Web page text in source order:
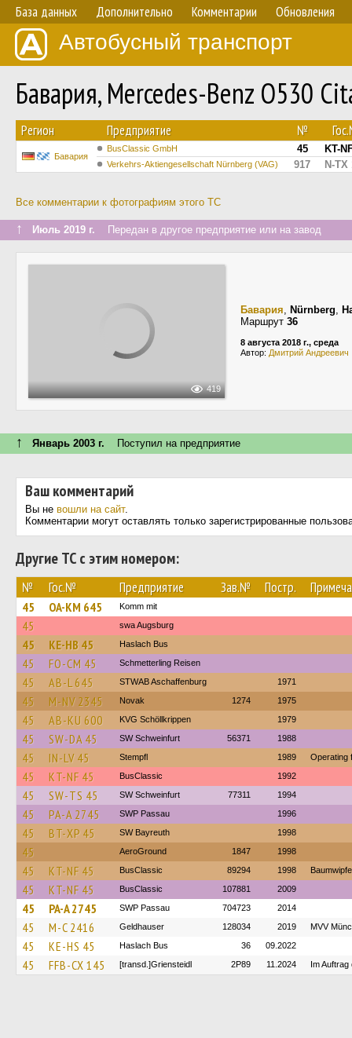
База данных Дополнительно Комментарии Обновления
Автобусный транспорт
Бавария, Mercedes-Benz O530
Регион Предприятие №
Бавария
BusClassic GmbH 45 KT-
Verkehrs-Aktiengesellschaft Nürnberg (VAG) 917 N-TX
Все комментарии к фотографиям этого ТС
↑ Июль 2019 г. Передан в другое предприятие или на завод
419
Бавария, Nürnberg,
Маршрут 36
8 августа 2018 г., среда
Автор: Дмитрий Андреевич
↑ Январь 2003 г. Поступил на предприятие
Ваш комментарий
Вы не вошли на сайт.
Комментарии могут оставлять только зарегистрированные
Другие ТС с этим номером:
№ Гос.№ Предприятие Зав.№ Постр.
45 OA-KM 645 Komm mit
45 swa Augsburg
45 KE-HB 45 Haslach Bus
45 FO-CM 45 Schmetterling Reisen
45 AB-L 645 STWAB Aschaffenburg 1971
45 M-NV 2345 Novak 1274 1975
45 AB-KU 600 KVG Schöllkrippen 1979
45 SW-DA 45 SW Schweinfurt 56371 1988
45 IN-LV 45 Stempfl 1989 Operating
45 KT-NF 45 BusClassic 1992
45 SW-TS 45 SW Schweinfurt 77311 1994
45 PA-A 2745 SWP Passau 1996
45 BT-XP 45 SW Bayreuth 1998
45 AeroGround 1847 1998
45 KT-NF 45 BusClassic 89294 1998
45 KT-NF 45 BusClassic 107881 2009
45 PA-A 2745 SWP Passau 704723 2014
45 M-C 2416 Geldhauser 128034 2019 MVV
45 KE-HS 45 Haslach Bus 36 09.2022
45 FFB-CX 145 [transd.]Griensteidl 2P89 11.2024 Im